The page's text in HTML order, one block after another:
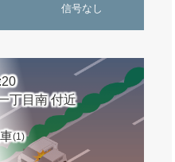
信号なし
丁目南 付近
(1)